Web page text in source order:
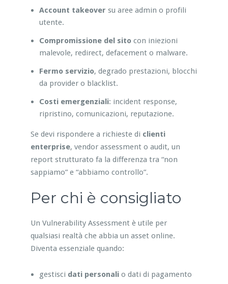
Account takeover su aree admin o profili
utente.
Compromissione del sitocon iniezioni
malevole, redirect, defacement o malware.
Fermo servizio, degrado prestazioni, blocchi
da provider o blacklist.
Costi emergenziali: incident response,
ripristino, comunicazioni, reputazione.
Se devi rispondere a richieste di clienti
enterprise, vendor assessment o audit, un
report strutturato fa la differenza tra “non
sappiamo” e “abbiamo controllo”.
Per chi è consigliato
Un Vulnerability Assessment è utile per
qualsiasi realtà che abbia un asset online.
Diventa essenziale quando:
gestisci dati personalio dati di pagamento